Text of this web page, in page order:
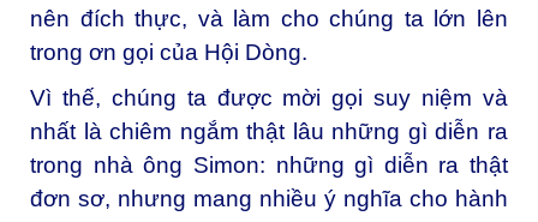
nên đích thực, và làm cho chúng ta lớn lên
trong ơn gọi của Hội Dòng.
Vì thế, chúng ta được mời gọi suy niệm và
nhất là chiêm ngắm thật lâu những gì diễn ra
trong nhà ông Simon: những gì diễn ra thật
đơn sơ, nhưng mang nhiều ý nghĩa cho hành